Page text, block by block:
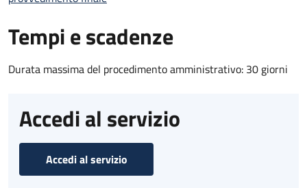
Tempi e scadenze
Durata massima del procedimento amministrativo: 30 giorni
Accedi al servizio
Accedi al servizio